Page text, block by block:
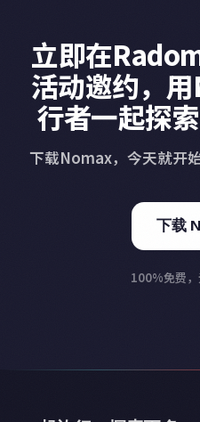
立即在
活动邀约，
行者一起探
下载Nomax，今天就开
下载
100%免费，